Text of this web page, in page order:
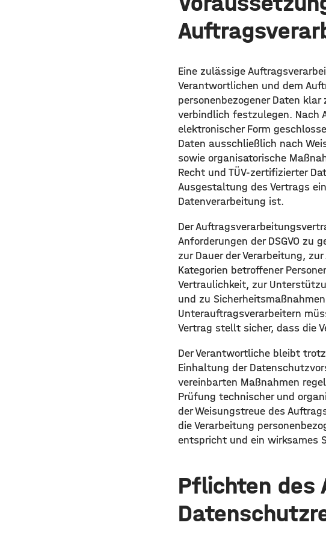
Eine zulässige
Verantwortlichen und dem
personenbezogener Daten
verbindlich festzulegen. Nach
elektronischer Form
Daten ausschließlich nach
sowie organisatorische
Recht und TÜV-zertifizierter
Ausgestaltung des Vertrags
Datenverarbeitung ist.
Der
Anforderungen der DSGVO zu
zur Dauer der Verarbeitung,
Kategorien betroffener
Vertraulichkeit, zur
und zu
Unterauftragsverarbeitern
Vertrag stellt sicher, dass die
Der Verantwortliche bleibt
Einhaltung der
vereinbarten Maßnahmen
Prüfung technischer und
der Weisungstreue des
die Verarbeitung
entspricht und ein wirksames
Pflichten des